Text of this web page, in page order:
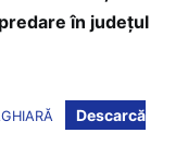
în județul
Descarcă